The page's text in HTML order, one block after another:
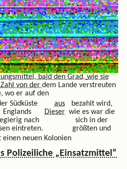
bald den Grad, wie sie
von der dem Lande verstreuten
wo er auf den
Südküste
Englands
nach
eintreten.
aus
Dieser
bezahlt wird,
wie es war die
sich in der
größten und
einen neuen Kolonien
Polizeiliche „Einsatzmittel“